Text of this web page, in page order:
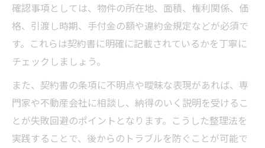
確認事項としては、物件の所在地、面積、権利関係、価
格、引渡し時期、手付金の額や違約金規定などが必須で
す。これらは契約書に明確に記載されているかを丁寧に
チェックしましょう。
また、契約書の条項に不明点や曖昧な表現があれば、専
門家や不動産会社に相談し、納得のいく説明を受けるこ
とが失敗回避のポイントとなります。こうした整理法を
実践することで、後からのトラブルを防ぐことが可能で